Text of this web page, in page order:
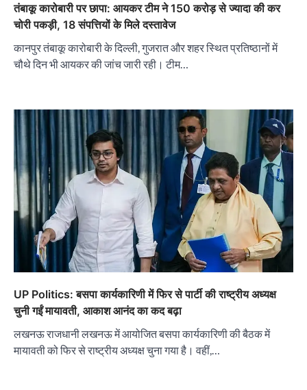
तंबाकू कारोबारी पर छापा: आयकर टीम ने 150 करोड़ से ज्यादा की कर
चोरी पकड़ी, 18 संपत्तियों के मिले दस्तावेज
कानपुर तंबाकू कारोबारी के दिल्ली, गुजरात और शहर स्थित प्रतिष्ठानों में
चौथे दिन भी आयकर की जांच जारी रही। टीम…
UP Politics: बसपा कार्यकारिणी में फिर से पार्टी की राष्ट्रीय अध्यक्ष
चुनी गईं मायावती, आकाश आनंद का कद बढ़ा
लखनऊ राजधानी लखनऊ में आयोजित बसपा कार्यकारिणी की बैठक में
मायावती को फिर से राष्ट्रीय अध्यक्ष चुना गया है। वहीं,…